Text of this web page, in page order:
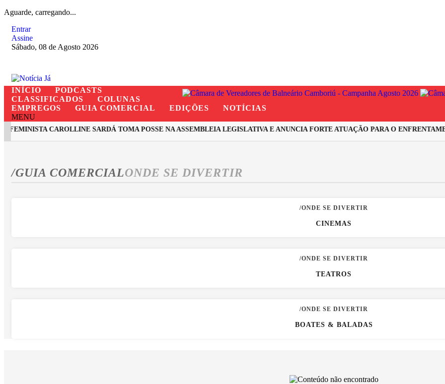
Aguarde, carregando...
Entrar
Assine
Sábado, 08 de Agosto 2026
INÍCIO
PODCASTS
CLASSIFICADOS
COLUNAS
EMPREGOS
GUIA COMERCIAL EDIÇÕES
NOTÍCIAS
MENU
FEMINISTA CAROLLINE SARDÁ TOMA POSSE NA ASSEMBLEIA LEGISLATIVA E ANUNCIA FORTE ATUAÇÃO PARA O
/GUIA COMERCIALONDE SE DIVERTIR
/ONDE SE DIVERTIR
CINEMAS
/ONDE SE DIVERTIR
TEATROS
/ONDE SE DIVERTIR
BOATES & BALADAS